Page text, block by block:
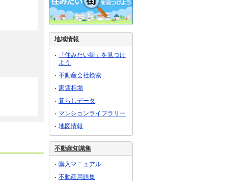
地域情報
「住みたい街」を見つけ
よう
不動産会社検索
家賃相場
暮らしデータ
マンションライブラリー
地図情報
不動産知識集
購入マニュアル
不動産用語集